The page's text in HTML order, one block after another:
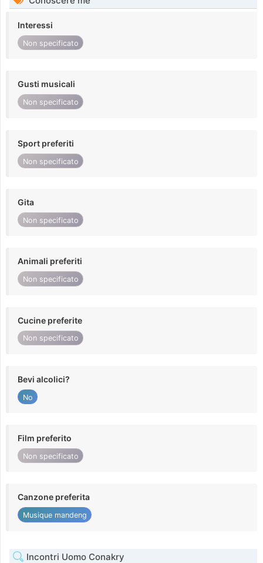
Interessi
Non specificato
Gusti musicali
Non specificato
Sport preferiti
Non specificato
Gita
Non specificato
Animali preferiti
Non specificato
Cucine preferite
Non specificato
Bevi alcolici?
No
Film preferito
Non specificato
Canzone preferita
Musique mandeng
Incontri Uomo Conakry